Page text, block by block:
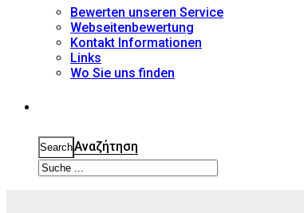
Bewerten unseren Service
Webseitenbewertung
Kontakt Informationen
Links
Wo Sie uns finden
SearchΑναζήτηση